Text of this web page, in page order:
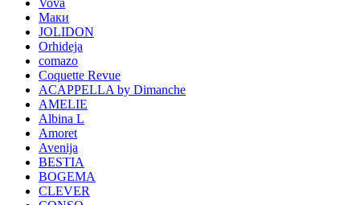
Vova
Маки
JOLIDON
Orhideja
comazo
Coquette Revue
ACAPPELLA by Dimanche
AMELIE
Albina L
Amoret
Avenija
BESTIA
BOGEMA
CLEVER